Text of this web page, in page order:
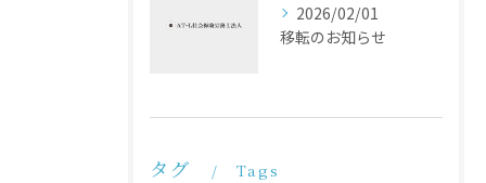
2026/02/01
移転のお知らせ
タグ Tags